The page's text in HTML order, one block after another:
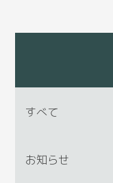
すべて
お知らせ